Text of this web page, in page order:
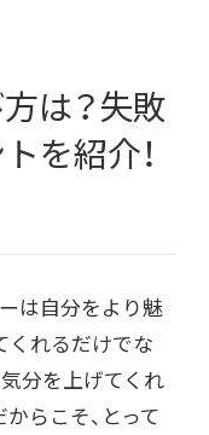
は？失敗
を紹介！
は自分をより魅
くれるだけでな
気分を上げてくれ
らこそ、とって